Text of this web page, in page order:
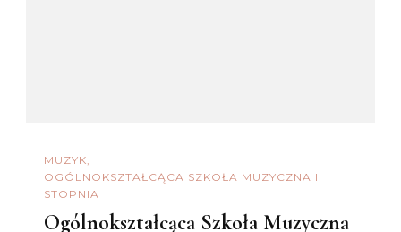
MUZYK
OGÓLNOKSZTAŁCĄCA SZKOŁA MUZYCZNA I
STOPNIA
Ogólnokształcąca Szkoła Muzyczna